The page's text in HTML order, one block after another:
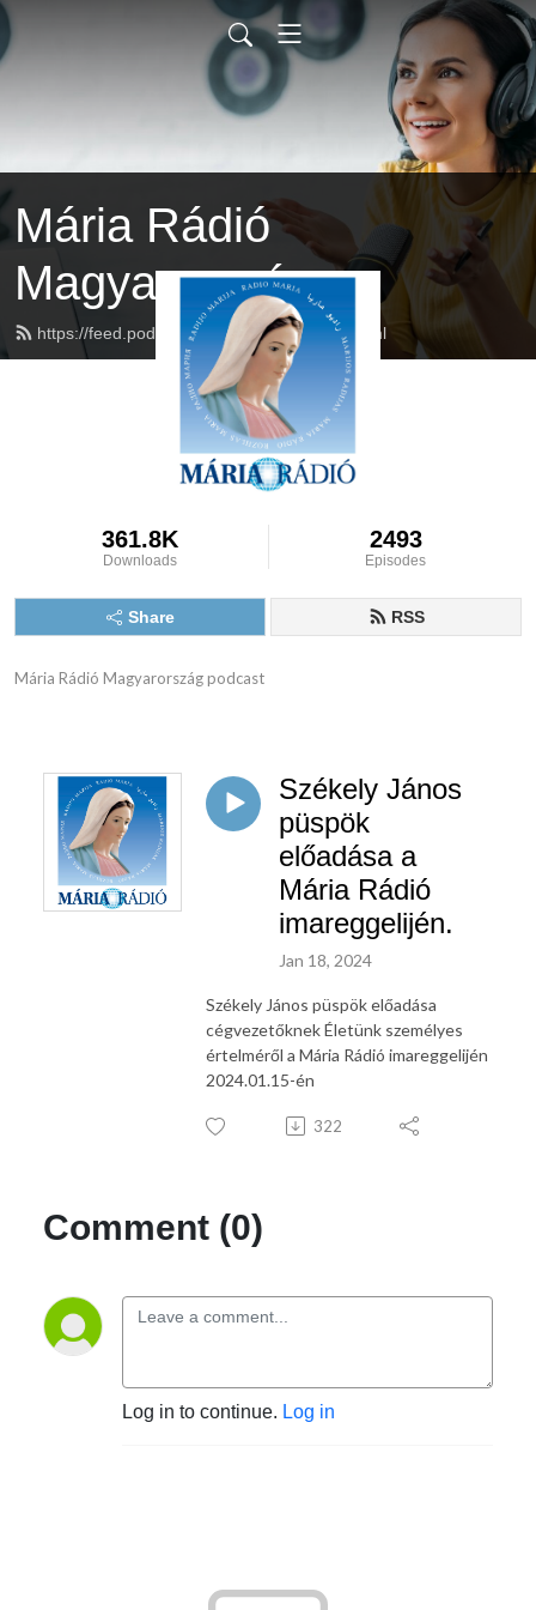
Mária Rádió
Magyarország
https://feed.podbean.com/mariaradio/feed.xml
361.8K
Downloads
2493
Episodes
Share RSS
Mária Rádió Magyarország podcast
Székely János
püspök
előadása a
Mária Rádió
imareggelijén.
Jan 18, 2024
Székely János püspök előadása
cégvezetőknek Életünk személyes
értelméről a Mária Rádió imareggelijén
2024.01.15-én
322
Comment (0)
Log in to continue. Log in